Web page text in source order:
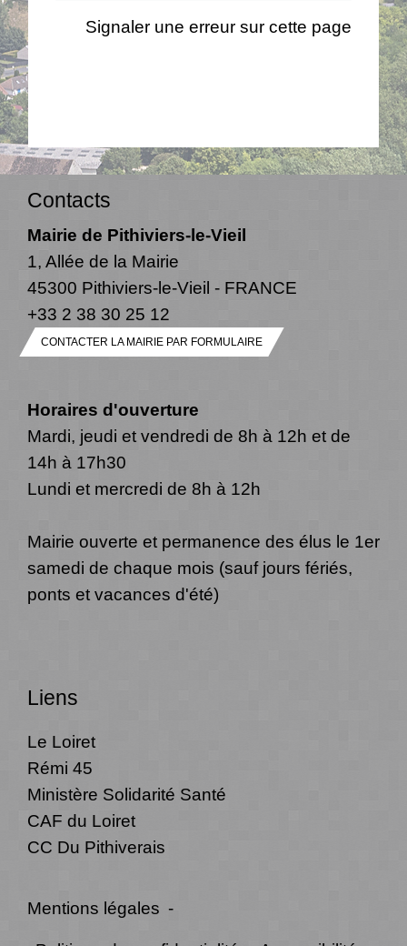
Signaler une erreur sur cette page
Contacts
Mairie de Pithiviers-le-Vieil
1, Allée de la Mairie
45300 Pithiviers-le-Vieil - FRANCE
+33 2 38 30 25 12
CONTACTER LA MAIRIE PAR FORMULAIRE
Horaires d'ouverture
Mardi, jeudi et vendredi de 8h à 12h et de
14h à 17h30
Lundi et mercredi de 8h à 12h
Mairie ouverte et permanence des élus le 1er
samedi de chaque mois (sauf jours fériés,
ponts et vacances d'été)
Liens
Le Loiret
Rémi 45
Ministère Solidarité Santé
CAF du Loiret
CC Du Pithiverais
Mentions légales -